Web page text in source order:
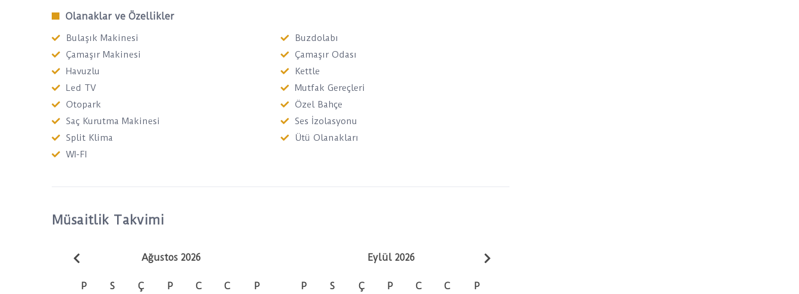
Olanaklar ve Özellikler
Bulaşık Makinesi
Buzdolabı
Çamaşır Makinesi
Çamaşır Odası
Havuzlu
Kettle
Led TV
Mutfak Gereçleri
Otopark
Özel Bahçe
Saç Kurutma Makinesi
Ses İzolasyonu
Split Klima
Ütü Olanakları
WI-FI
Müsaitlik Takvimi
Ağustos 2026
P S Ç P C C P
Eylül 2026
P S Ç P C C P